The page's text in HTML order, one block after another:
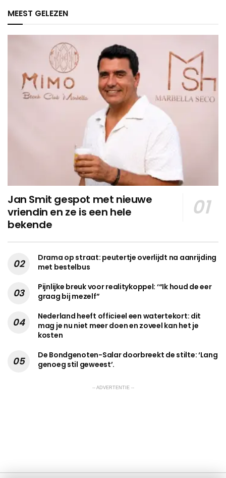
MEEST GELEZEN
Jan Smit gespot met nieuwe
vriendin en ze is een hele
bekende
Drama op straat: peutertje overlijdt na aanrijding
met bestelbus
Pijnlijke breuk voor realitykoppel: ‘“Ik houd de eer
graag bij mezelf”
Nederland heeft officieel een watertekort: dit
mag je nu niet meer doen en zoveel kan het je
kosten
De Bondgenoten-Salar doorbreekt de stilte: ‘Lang
genoeg stil geweest’.
-- ADVERTENTIE --